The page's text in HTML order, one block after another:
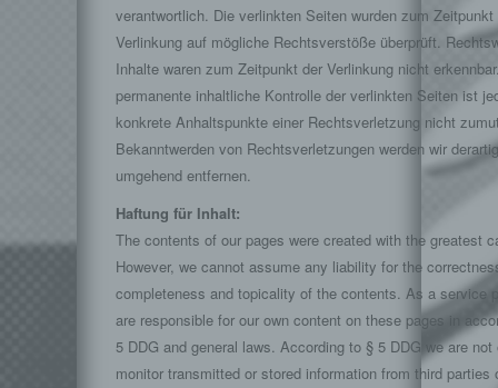
verantwortlich. Die verlinkten Seiten wurden zum Zeitpunkt
Verlinkung auf mögliche Rechtsverstöße überprüft.
Inhalte waren zum Zeitpunkt der Verlinkung nicht
permanente inhaltliche Kontrolle der verlinkten Seiten ist
konkrete Anhaltspunkte einer Rechtsverletzung nicht
Bekanntwerden von Rechtsverletzungen werden wir
umgehend entfernen.
Haftung für Inhalt:
The contents of our pages were created with the greatest
However, we cannot assume any liability for the
completeness and topicality of the contents. As a service
are responsible for our own content on these pages in
5 DDG and general laws. According to § 5 DDG we are not
monitor transmitted or stored information from third parties